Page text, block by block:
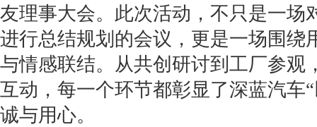
友理事大会。此次活动，不只是一场
进行总结规划的会议，更是一场围绕
与情感联结。从共创研讨到工厂参观
互动，每一个环节都彰显了深蓝汽车
诚与用心。